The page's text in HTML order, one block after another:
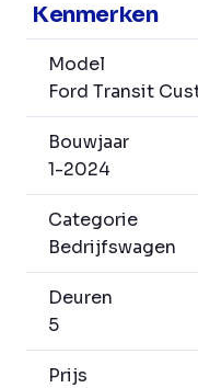
Kenmerken
Model
Ford Transit
Bouwjaar
1-2024
Categorie
Bedrijfswagen
Deuren
5
Prijs